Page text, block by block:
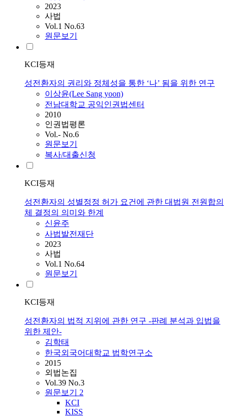
2023
사법
Vol.1 No.63
원문보기
KCI등재
성전환자의 권리와 정체성을 통한 ‘나’ 됨을 위한 연구
이상윤(Lee Sang yoon)
전남대학교 공익인권법센터
2010
인권법평론
Vol.- No.6
원문보기
복사/대출신청
KCI등재
성전환자의 성별정정 허가 요건에 관한 대법원 전원합의
체 결정의 의미와 한계
신윤주
사법발전재단
2023
사법
Vol.1 No.64
원문보기
KCI등재
성전환자의 법적 지위에 관한 연구 -판례 분석과 입법을
위한 제안-
김학태
한국외국어대학교 법학연구소
2015
외법논집
Vol.39 No.3
원문보기 2
KCI
KISS